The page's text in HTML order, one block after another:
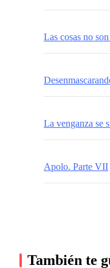
Las cosas no
La venganza se
Apolo. Parte VII
También te